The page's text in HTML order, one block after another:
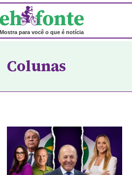
Mostra para você o que é notícia
Colunas